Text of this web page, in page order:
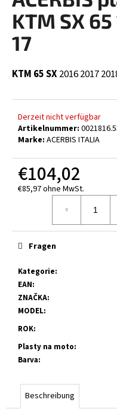
0,0
von
5
Sternen.
KTM SX
17
KTM 65 SX20162017
Derzeit nicht verfügbar
Artikelnummer:
Marke: ACERBIS ITALIA
€104,02
€85,97 ohne MwSt.
Verkaufspreis:
Kategorie:
EAN:
ZNAČKA:
MODEL:
ROK:
Plasty na moto:
Barva:
Fragen
Beschreibung
W
p
e
e
n